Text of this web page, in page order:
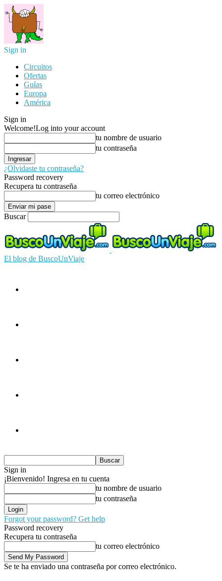
Sign in
Circuitos
Ofertas
Guías
Europa
América
Sign in
Welcome!Log into your account
tu nombre de usuario
tu contraseña
¿Olvidaste tu contraseña?
Password recovery
Recupera tu contraseña
tu correo electrónico
Buscar
El blog de BuscoUnViaje
Sign in
¡Bienvenido! Ingresa en tu cuenta
tu nombre de usuario
tu contraseña
Forgot your password? Get help
Password recovery
Recupera tu contraseña
tu correo electrónico
Se te ha enviado una contraseña por correo electrónico.